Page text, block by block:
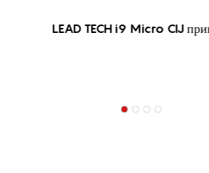
LEAD TECH i9 Micro CIJ